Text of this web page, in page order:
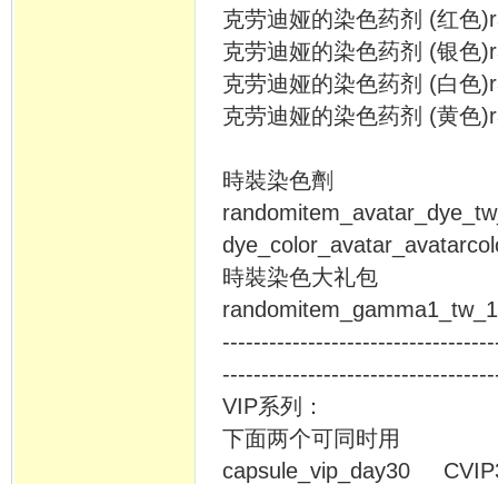
克劳迪娅的染色药剂 (红色
克劳迪娅的染色药剂 (银色
克劳迪娅的染色药剂 (白色
克劳迪娅的染色药剂 (黄色
時裝染色劑
時裝染色大礼包
VIP系列：
下面两个可同时用
capsule_vip_day30